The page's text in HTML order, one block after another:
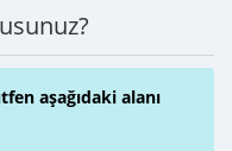
aşağıdaki alanı